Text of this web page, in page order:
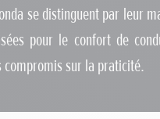
se distinguent par leur
pour le confort de
sur la praticité.